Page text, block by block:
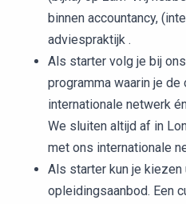
binnen accountancy,
adviespraktijk .
Als starter volg je bij
programma waarin je de
internationale netwerk
We sluiten altijd af in
met ons internationale
Als starter kun je kiezen
opleidingsaanbod. Een